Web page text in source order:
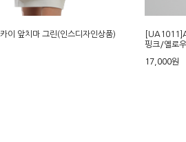
이 앞치마 그린(인스디자인상품)
핑크/옐로
17,000원